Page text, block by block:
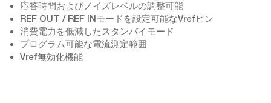
応答時間およびノイズレベルの調整可能
REF OUT / REF INモードを設定可能なVrefピン
消費電力を低減したスタンバイモード
プログラム可能な電流測定範囲
Vref無効化機能